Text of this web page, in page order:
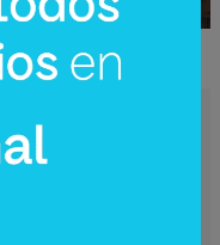
que el café